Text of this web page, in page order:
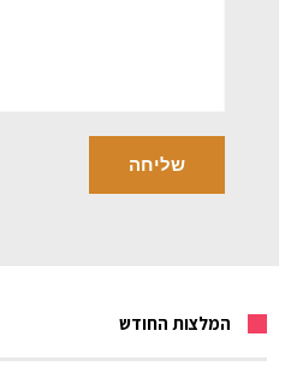
המלצות החודש